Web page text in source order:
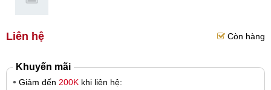
Liên hệ Còn hàng
Khuyến mãi
Giảm đến 200K khi liên hệ: